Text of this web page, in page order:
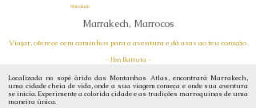
Marrakech
Marrakech, Marrocos
Viajar, oferece cem caminhos para a aventura e dá asas ao teu coração.
- Ibn Battuta -
Localizada no sopé árido das Montanhas Atlas, encontrará Marrakech,
uma cidade cheia de vida, onde a sua viagem começa e onde sua aventura
se inicia. Experimente a colorida cidade e as tradições marroquinas de uma
maneira única.